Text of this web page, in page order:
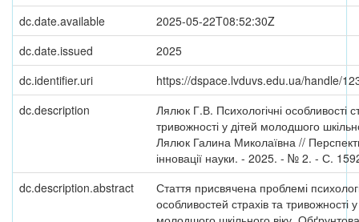
dc.date.available
2025-05-22T08:52:30Z
dc.date.issued
2025
dc.identifier.uri
https://dspace.lvduvs.edu.ua/handle/
dc.description
Лялюк Г.В. Психологічні особливості
тривожності у дітей молодшого
Лялюк Галина Миколаївна //
інновації науки. - 2025. - № 2. - С.
dc.description.abstract
Стаття присвячена проблемі
особливостей страхів та тривожності у